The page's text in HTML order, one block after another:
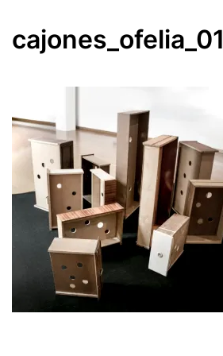
cajones_ofelia_01